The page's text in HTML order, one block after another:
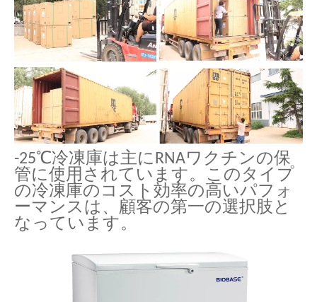
-25℃冷凍庫は主にRNAワクチンの保
管に使用されています。このタイプ
の冷凍庫のコスト効率の高いパフォ
ーマンスは、顧客の第一の選択肢と
なっています。